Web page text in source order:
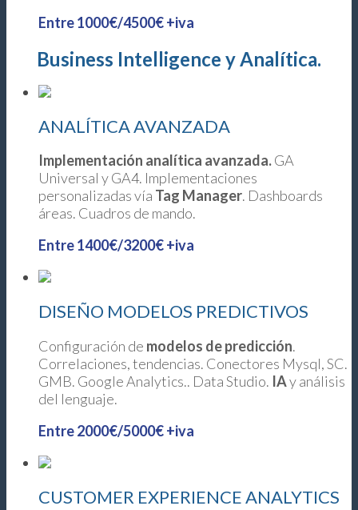
Entre 1000€/4500€ +iva
Business Intelligence y Analítica.
ANALÍTICA AVANZADA
Implementación analítica avanzada.GA
Universal y GA4. Implementaciones
personalizadas vía Tag Manager. Dashboards
áreas. Cuadros de mando.
Entre 1400€/3200€ +iva
DISEÑO MODELOS PREDICTIVOS
Configuración de modelos de predicción.
Correlaciones, tendencias. Conectores Mysql, SC.
GMB. Google Analytics.. Data Studio. IAy análisis
del lenguaje.
Entre 2000€/5000€ +iva
CUSTOMER EXPERIENCE ANALYTICS